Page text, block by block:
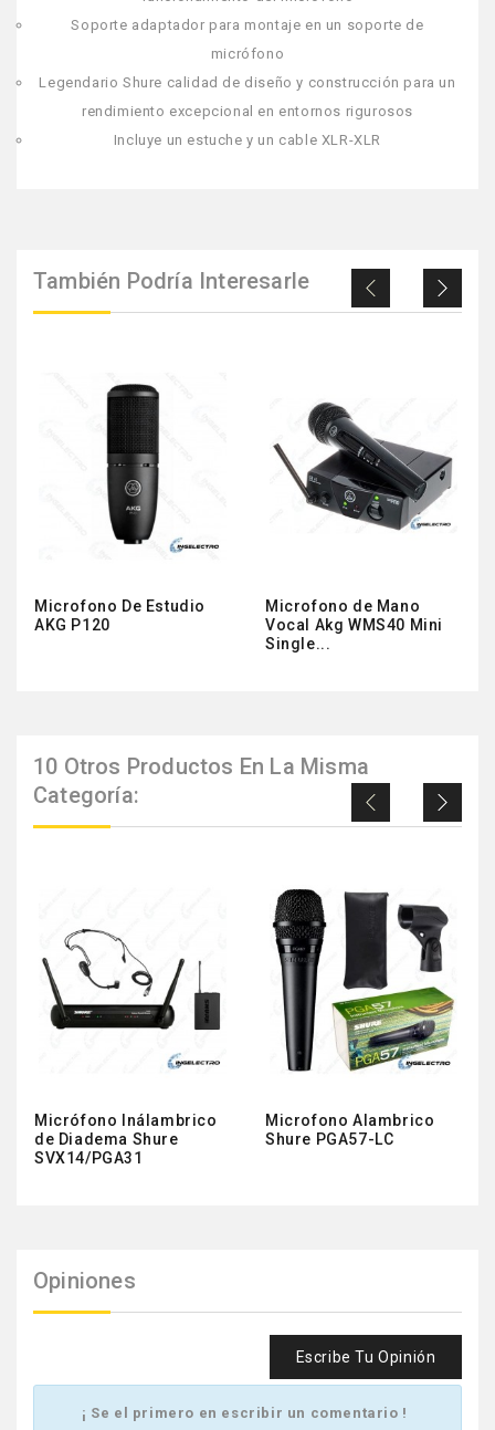
Soporte adaptador para montaje en un soporte de
micrófono
Legendario Shure calidad de diseño y construcción para un
rendimiento excepcional en entornos rigurosos
Incluye un estuche y un cable XLR-XLR
También Podría Interesarle
Microfono De Estudio
AKG P120
Microfono de Mano
Vocal Akg WMS40 Mini
Single...
10 Otros Productos En La Misma
Categoría:
Micrófono Inálambrico
de Diadema Shure
SVX14/PGA31
Microfono Alambrico
Shure PGA57-LC
Opiniones
Escribe Tu Opinión
¡ Se el primero en escribir un comentario !